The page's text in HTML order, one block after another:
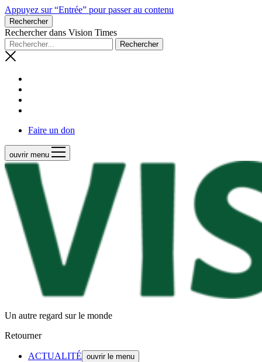
Appuyez sur “Entrée” pour passer au contenu
Rechercher
Rechercher dans Vision Times
Faire un don
ouvrir menu
Un autre regard sur le monde
Retourner
ACTUALITÉ ouvrir le menu